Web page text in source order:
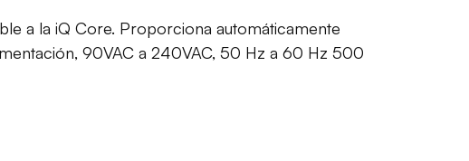
a la iQ Core. Proporciona automáticamente
90VAC a 240VAC, 50 Hz a 60 Hz 500